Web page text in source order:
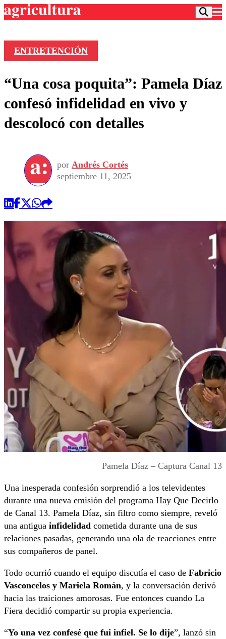
Frecuencias
Agricultura TV
Deportes
Colo Colo
Seleccion Chilena
Torneo Internacional
Universidad de Chile
Entretención
Economía
Internacional
Sustentabilidad
Publicaciones en medios
Opinión
ENTRETENCIÓN
“Una cosa poquita”: Pamela Díaz
confesó infidelidad en vivo y
descolocó con detalles
por Andrés Cortés
septiembre 11, 2025
Pamela Díaz – Captura Canal 13
Una inesperada confesión sorprendió a los televidentes
durante una nueva emisión del programa Hay Que Decirlo
de Canal 13. Pamela Díaz, sin filtro como siempre, reveló
una antigua infidelidad cometida durante una de sus
relaciones pasadas, generando una ola de reacciones entre
sus compañeros de panel.
Todo ocurrió cuando el equipo discutía el caso de Fabricio
Vasconcelos y Mariela Román, y la conversación derivó
hacia las traiciones amorosas. Fue entonces cuando La
Fiera decidió compartir su propia experiencia.
“Yo una vez confesé que fui infiel. Se lo dije”, lanzó sin